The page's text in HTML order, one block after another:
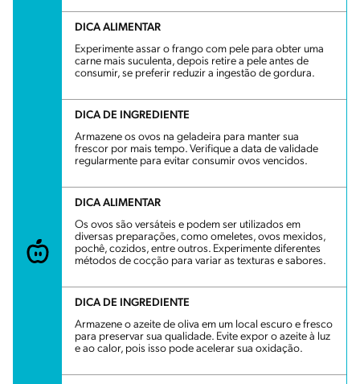
DICA ALIMENTAR
Experimente assar o frango com pele para obter uma
carne mais suculenta, depois retire a pele antes de
consumir, se preferir reduzir a ingestão de gordura.
DICA DE INGREDIENTE
Armazene os ovos na geladeira para manter sua
frescor por mais tempo. Verifique a data de validade
regularmente para evitar consumir ovos vencidos.
DICA ALIMENTAR
Os ovos são versáteis e podem ser utilizados em
diversas preparações, como omeletes, ovos mexidos,
pochê, cozidos, entre outros. Experimente diferentes
métodos de cocção para variar as texturas e sabores.
DICA DE INGREDIENTE
Armazene o azeite de oliva em um local escuro e fresco
para preservar sua qualidade. Evite expor o azeite à luz
e ao calor, pois isso pode acelerar sua oxidação.